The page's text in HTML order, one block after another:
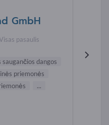
GmbH
pasaulis
dangos
priemonės
...